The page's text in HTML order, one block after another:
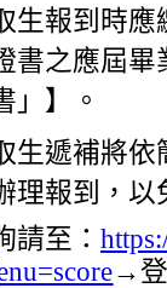
生報到時
書之應屆
」】。
生遞補將
理報到，
請至：
→